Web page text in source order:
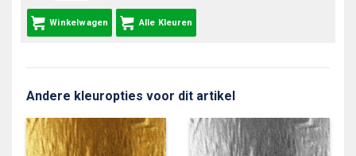
Winkelwagen Alle Kleuren
Andere kleuropties voor dit artikel